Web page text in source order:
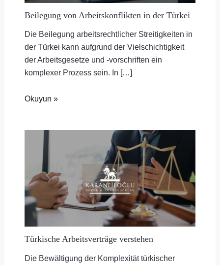
Beilegung von Arbeitskonflikten in der Türkei
Die Beilegung arbeitsrechtlicher Streitigkeiten in
der Türkei kann aufgrund der Vielschichtigkeit
der Arbeitsgesetze und -vorschriften ein
komplexer Prozess sein. In […]
Okuyun »
Türkische Arbeitsverträge verstehen
Die Bewältigung der Komplexität türkischer